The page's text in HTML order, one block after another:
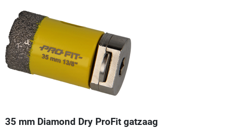
35 mm Diamond Dry ProFit gatzaag